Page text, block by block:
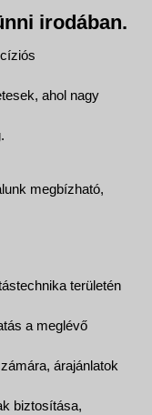
irodában.
ahol nagy
megbízható,
területén
a meglévő
árajánlatok
biztosítása,